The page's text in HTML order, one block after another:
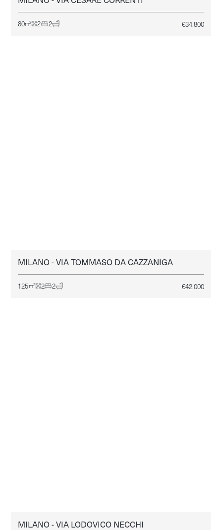
80m2 2 2 €34.800
MILANO AFFITTO
MILANO - VIA TOMMASO DA CAZZANIGA
125m2 2 2 €42.000
MILANO AFFITTO
MILANO - VIA LODOVICO NECCHI